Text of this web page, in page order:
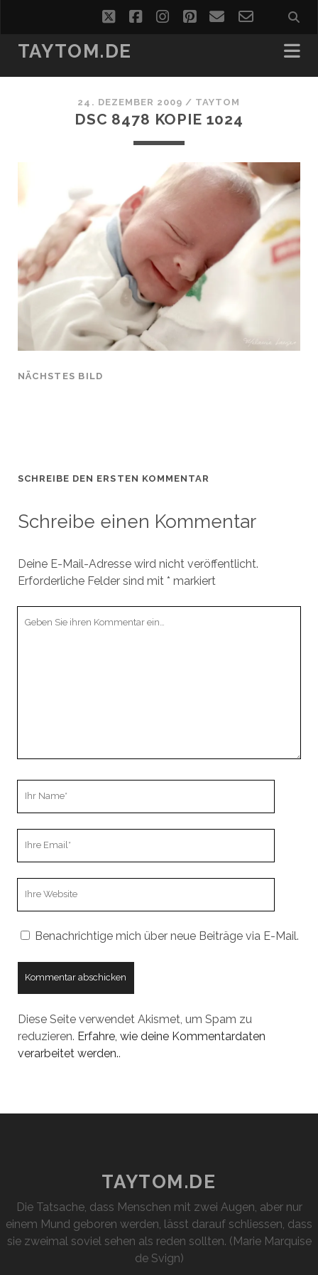
twitterfacebookinstagram
pinterest
emailemail-
form
TAYTOM.DE
24. DEZEMBER 2009 / TAYTOM
DSC 8478 KOPIE 1024
NÄCHSTES BILD
SCHREIBE DEN ERSTEN KOMMENTAR
Schreibe einen Kommentar
Deine E-Mail-Adresse wird nicht veröffentlicht.
Erforderliche Felder sind mit * markiert
Benachrichtige mich über neue Beiträge via E-Mail.
Diese Seite verwendet Akismet, um Spam zu
reduzieren. Erfahre, wie deine Kommentardaten
verarbeitet werden..
TAYTOM.DE
Die Tatsache, dass Menschen mit zwei Augen, aber nur
einem Mund geboren werden, lässt darauf schliessen, dass
sie zweimal soviel sehen als reden sollten. (Marie Marquise
de Svign)